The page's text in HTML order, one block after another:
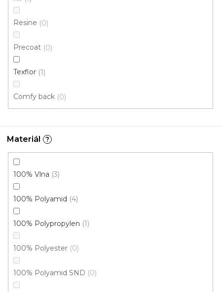
Resine 0
Precoat 0
Texflor 1
Comfy back 0
Materiál ?
100% Vlna 3
100% Polyamid 4
100% Polypropylen 1
100% Polyester 0
100% Polyamid SND 0
4 m
Metrážový koberec PALLADIO 9704